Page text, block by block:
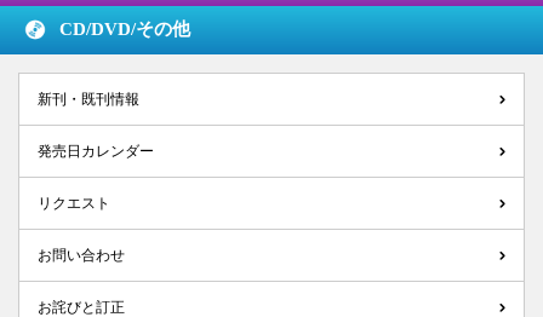
CD/DVD/その他
新刊・既刊情報
発売日カレンダー
リクエスト
お問い合わせ
お詫びと訂正